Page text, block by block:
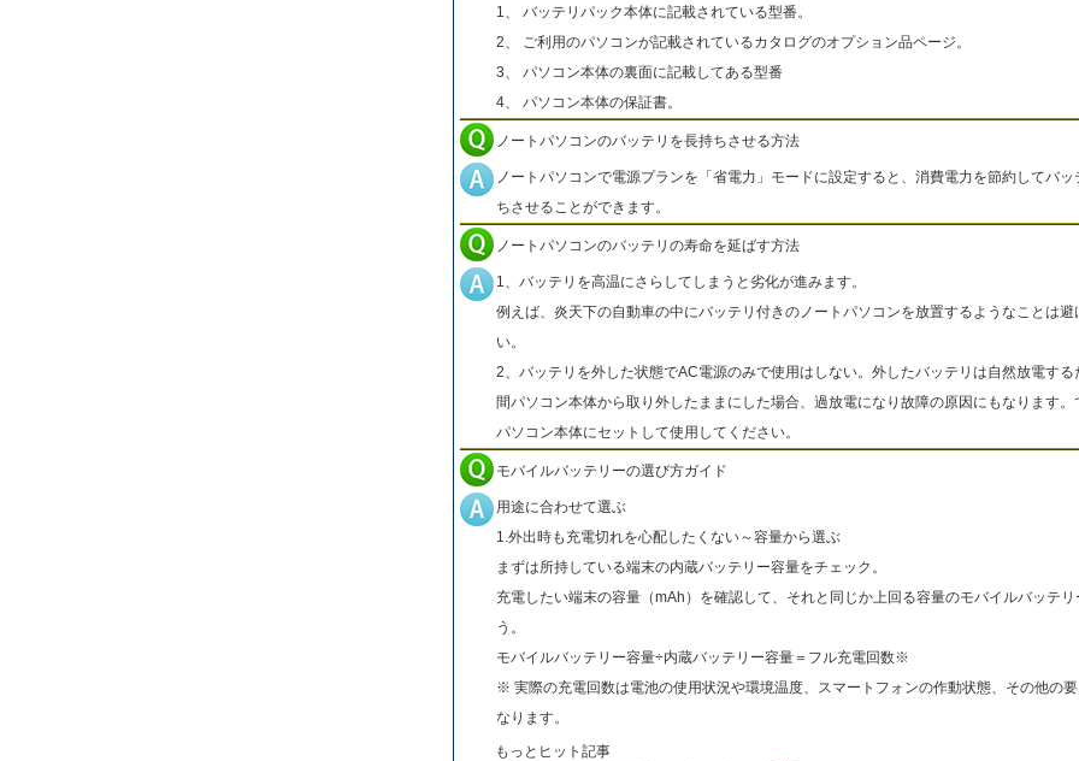
1、 バッテリパック本体に記載されている型番。
2、 ご利用のパソコンが記載されているカタログのオプション品ページ。
3、 パソコン本体の裏面に記載してある型番
4、 パソコン本体の保証書。
ノートパソコンのバッテリを長持ちさせる方法
ノートパソコンで電源プランを「省電力」モードに設定すると、消費電力を節約してバッ
ちさせることができます。
ノートパソコンのバッテリの寿命を延ばす方法
1、バッテリを高温にさらしてしまうと劣化が進みます。
例えば、炎天下の自動車の中にバッテリ付きのノートパソコンを放置するようなことは避
い。
2、バッテリを外した状態でAC電源のみで使用はしない。外したバッテリは自然放電する
間パソコン本体から取り外したままにした場合、過放電になり故障の原因にもなります。
パソコン本体にセットして使用してください。
モバイルバッテリーの選び方ガイド
用途に合わせて選ぶ
1.外出時も充電切れを心配したくない～容量から選ぶ
まずは所持している端末の内蔵バッテリー容量をチェック。
充電したい端末の容量（mAh）を確認して、それと同じか上回る容量のモバイルバッテ
う。
モバイルバッテリー容量÷内蔵バッテリー容量＝フル充電回数※
※ 実際の充電回数は電池の使用状況や環境温度、スマートフォンの作動状態、その他の
なります。
もっとヒット記事